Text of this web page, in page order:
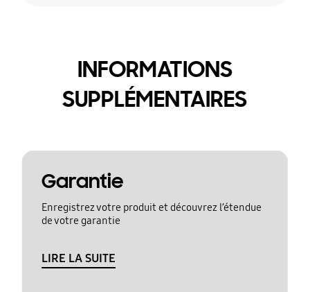
INFORMATIONS
SUPPLÉMENTAIRES
Garantie
Enregistrez votre produit et découvrez l’étendue
de votre garantie
LIRE LA SUITE